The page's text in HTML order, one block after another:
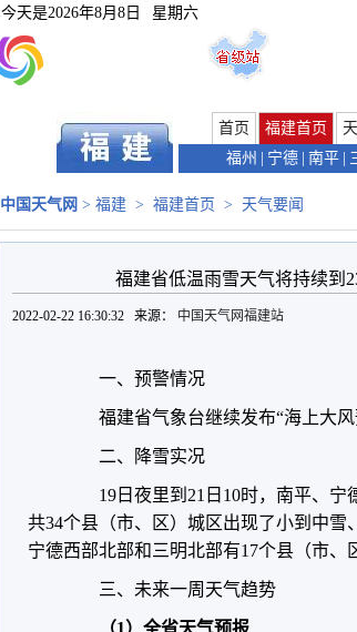
今天是2026年8月8日 星期六
首页 福建首页
福州
宁德 南平
中国天气网 > 福建 > 福建首页 > 天气要闻
福建省低温雨雪天气将持续到
2022-02-22 16:30:32 来源： 中国天气网福建站
一、预警情况
福建省气象台继续发布“海上大风
二、降雪实况
19日夜里到21日10时，南平、宁
共34个县（市、区）城区出现了小到中雪
宁德西部北部和三明北部有17个县（市、
三、未来一周天气趋势
（1）全省天气预报